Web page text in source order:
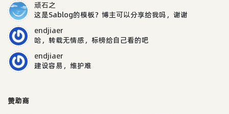
顽石之
这是Sablog的模板？博主可以分享给我吗，谢谢
endjiaer
哈，转载无情感，标榜给自己看的吧
endjiaer
建设容易，维护难
赞助商